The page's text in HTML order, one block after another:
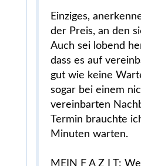
Einziges,
der Preis, an den
Auch sei lobend
dass es auf
gut wie keine
sogar bei einem
vereinbarten
Termin brauchte
Minuten warten.
MEIN F A Z I T: